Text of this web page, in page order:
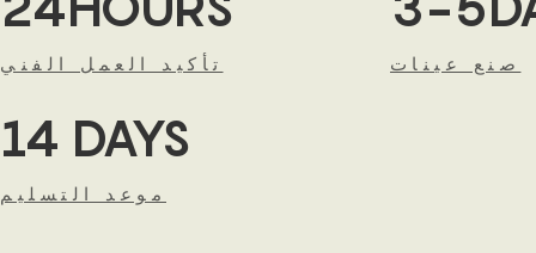
تأكيد العمل الفني صنع عينات
14 DAYS
موعد التسليم